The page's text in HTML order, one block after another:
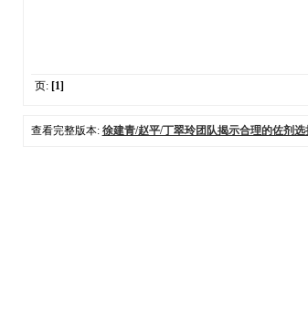
页: [1]
查看完整版本: 徐建青/赵平/丁翠玲团队揭示合理的佐剂